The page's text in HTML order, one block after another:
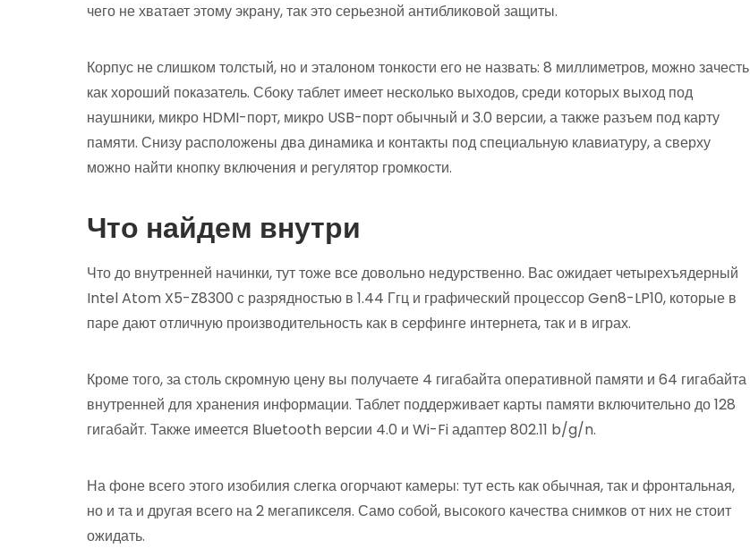
чего не хватает этому экрану, так это серьезной антибликовой защиты.
Корпус не слишком толстый, но и эталоном тонкости его не назвать: 8 миллиметров, можно зачесть
как хороший показатель. Сбоку таблет имеет несколько выходов, среди которых выход под
наушники, микро HDMI-порт, микро USB-порт обычный и 3.0 версии, а также разъем под карту
памяти. Снизу расположены два динамика и контакты под специальную клавиатуру, а сверху
можно найти кнопку включения и регулятор громкости.
Что найдем внутри
Что до внутренней начинки, тут тоже все довольно недурственно. Вас ожидает четырехъядерный
Intel Atom X5-Z8300 с разрядностью в 1.44 Ггц и графический процессор Gen8-LP10, которые в
паре дают отличную производительность как в серфинге интернета, так и в играх.
Кроме того, за столь скромную цену вы получаете 4 гигабайта оперативной памяти и 64 гигабайта
внутренней для хранения информации. Таблет поддерживает карты памяти включительно до 128
гигабайт. Также имеется Bluetooth версии 4.0 и Wi-Fi адаптер 802.11 b/g/n.
На фоне всего этого изобилия слегка огорчают камеры: тут есть как обычная, так и фронтальная,
но и та и другая всего на 2 мегапикселя. Само собой, высокого качества снимков от них не стоит
ожидать.